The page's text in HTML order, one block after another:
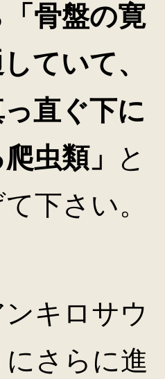
「骨盤の寛
ていて、
直ぐ下に
虫類」
と
下さい。
キロサウ
さらに進